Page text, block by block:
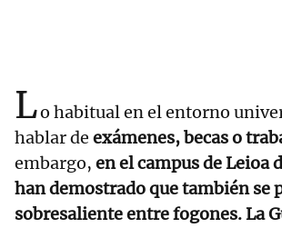
Lo habitual en el entorno
hablar de exámenes, becas o
embargo, en el campus de Leioa
han demostrado que también se
sobresaliente entre fogones.La